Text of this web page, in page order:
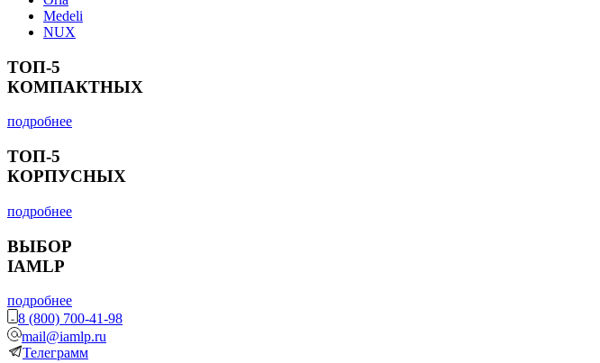
Medeli
NUX
ТОП-5
КОМПАКТНЫХ
подробнее
ТОП-5
КОРПУСНЫХ
подробнее
ВЫБОР
IAMLP
подробнее
8 (800) 700-41-98
mail@iamlp.ru
Телеграмм